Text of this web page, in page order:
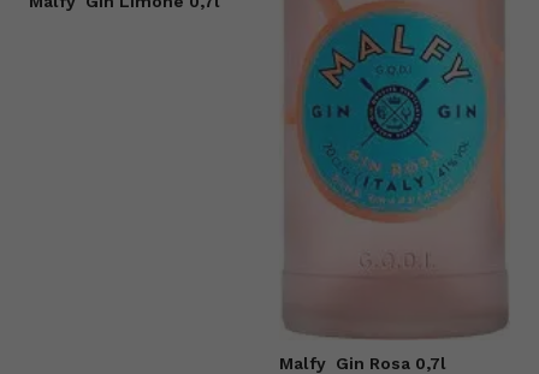
Malfy Gin Rosa 0,7l